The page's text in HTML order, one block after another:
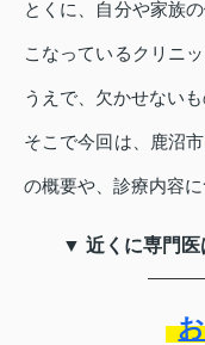
とくに、自分や家族
こなっているクリニ
うえで、欠かせない
そこで今回は、鹿沼
の概要や、診療内容
▼ 近くに専門医